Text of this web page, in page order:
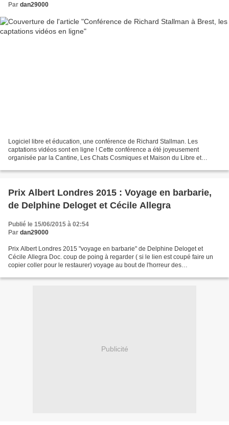
Par dan29000
Logiciel libre et éducation, une conférence de Richard Stallman. Les
captations vidéos sont en ligne ! Cette conférence a été joyeusement
organisée par la Cantine, Les Chats Cosmiques et Maison du Libre et
Prix Albert Londres 2015 : Voyage en barbarie,
de Delphine Deloget et Cécile Allegra
Publié le 15/06/2015 à 02:54
Par dan29000
Prix Albert Londres 2015 "voyage en barbarie" de Delphine Deloget et
Cécile Allegra Doc. coup de poing à regarder ( si le lien est coupé faire un
copier coller pour le restaurer) voyage au bout de l'horreur des
Publicité